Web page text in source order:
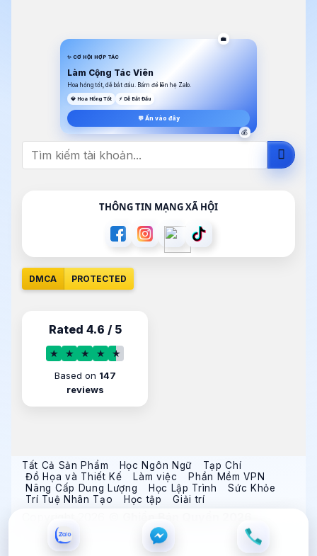
💼
💰
✨ CƠ HỘI HỢP TÁC
Làm Cộng Tác Viên
Hoa hồng tốt, dễ bắt đầu. Bấm để liên hệ Zalo.
💎 Hoa Hồng Tốt ⚡ Dễ Bắt Đầu
💬 Ấn vào đây
Tìm
THÔNG TIN MẠNG XÃ HỘI
DMCA PROTECTED
Rated 4.6 / 5
★ ★ ★ ★ ★
Based on 147
reviews
Tất Cả Sản Phẩm Học Ngôn Ngữ
Tạp Chí
Đồ Họa và Thiết Kế
Làm việc
Phần Mềm VPN
Nâng Cấp Dung Lượng
Học Lập Trình
Sức Khỏe
Trí Tuệ Nhân Tạo
Học tập Giải trí